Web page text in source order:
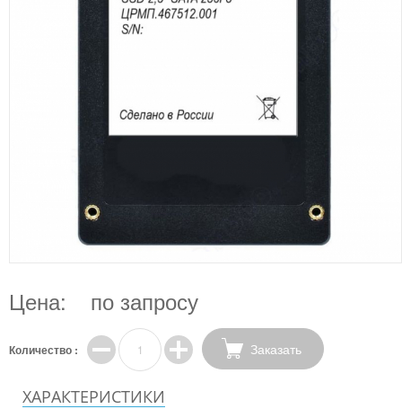
Цена: по запросу
Количество : Заказать
ХАРАКТЕРИСТИКИ